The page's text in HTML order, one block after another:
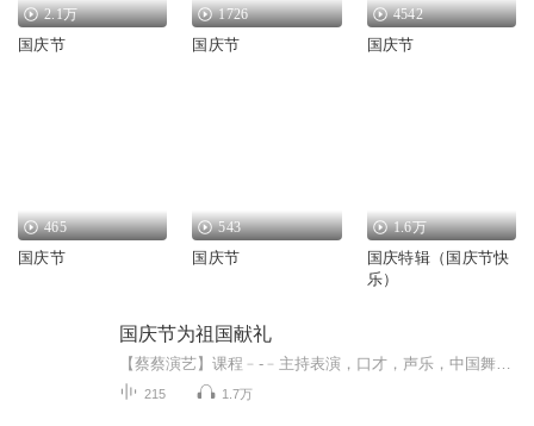
2.1万
国庆节
1726
国庆节
4542
国庆节
465
国庆节
543
国庆节
1.6万
国庆特辑（国庆节快
乐）
国庆节为祖国献礼
215 1.7万